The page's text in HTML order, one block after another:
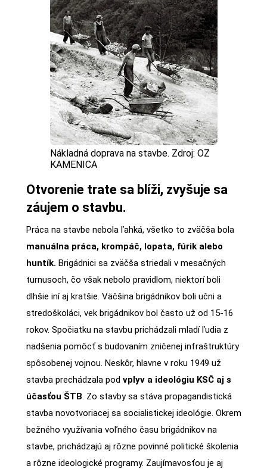
Nákladná doprava na stavbe. Zdroj: OZ
KAMENICA
Otvorenie trate sa blíži, zvyšuje sa
záujem o stavbu.
Práca na stavbe nebola ľahká, všetko to zväčša bola
manuálna práca, krompáč, lopata, fúrik alebo
huntík. Brigádnici sa zväčša striedali v mesačných
turnusoch, čo však nebolo pravidlom, niektorí boli
dlhšie iní aj kratšie. Väčšina brigádnikov boli učni a
stredoškoláci, vek brigádnikov bol často už od 15-16
rokov. Spočiatku na stavbu prichádzali mladí ľudia z
nadšenia pomôcť s budovaním zničenej infraštruktúry
spôsobenej vojnou. Neskôr, hlavne v roku 1949 už
stavba prechádzala pod vplyv a ideológiu KSČ aj s
účasťou ŠTB. Zo stavby sa stáva propagandistická
stavba novotvoriacej sa socialistickej ideológie. Okrem
bežného využívania voľného času brigádnikov na
stavbe, prichádzajú aj rôzne povinné politické školenia
a rôzne ideologické programy. Zaujímavosťou je aj